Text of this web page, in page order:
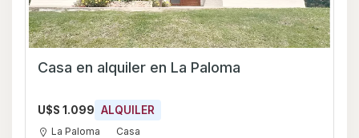
Casa en alquiler en La Paloma
U$S 1.099 ALQUILER
La Paloma Casa